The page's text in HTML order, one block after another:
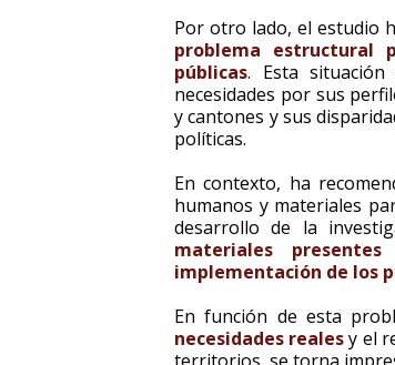
Por otro lado, el estudio
problema estructural
públicas. Esta
necesidades por sus
y cantones y sus
políticas.
En contexto, ha
humanos y materiales
desarrollo de la
materiales
implementación de los
En función de esta
necesidades realesy el